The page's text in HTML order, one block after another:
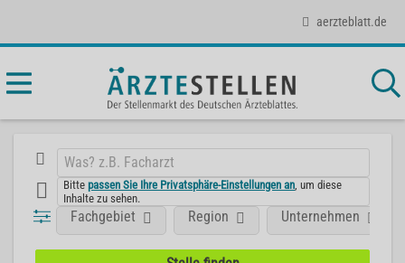
aerzteblatt.de
Bittepassen Sie Ihre Privatsphäre-Einstellungen an , um diese
Inhalte zu sehen.
Fachgebiet Region Unternehmen